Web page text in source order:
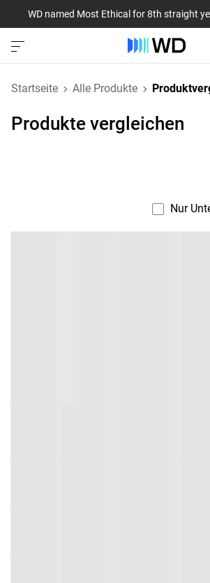
WD named Most Ethical for 8th straight
Startseite Alle Produkte
Produkte vergleichen
Nur